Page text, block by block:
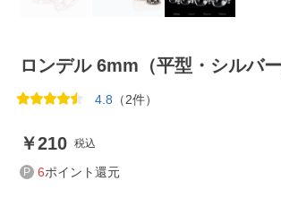
ロンデル 6mm（平型・シルバー
4.8 （2件）
210 税込
6ポイント還元